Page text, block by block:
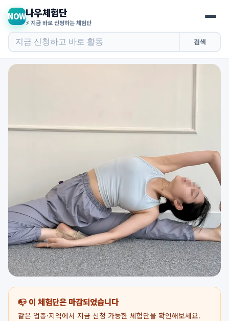
NOW나우체험단
⚡ 지금 바로 신청하는 체험단
검색
📭 이 체험단은 마감되었습니다
같은 업종·지역에서 지금 신청 가능한 체험단을 확인해보세요.